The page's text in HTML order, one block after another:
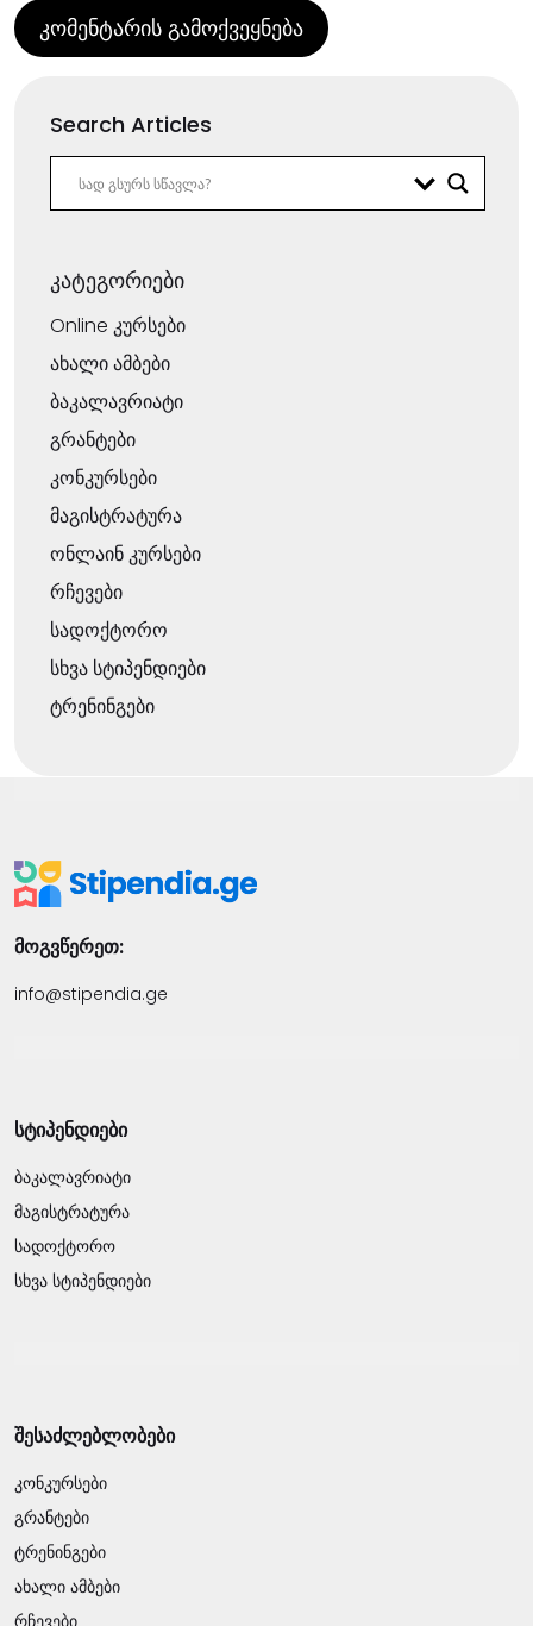
Search Articles
კატეგორიები
Online კურსები
ახალი ამბები
ბაკალავრიატი
გრანტები
კონკურსები
მაგისტრატურა
ონლაინ კურსები
რჩევები
სადოქტორო
სხვა სტიპენდიები
ტრენინგები
მოგვწერეთ:
info@stipendia.ge
სტიპენდიები
ბაკალავრიატი
მაგისტრატურა
სადოქტორო
სხვა სტიპენდიები
შესაძლებლობები
კონკურსები
გრანტები
ტრენინგები
ახალი ამბები